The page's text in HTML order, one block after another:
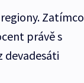
Zatímco
právě s
devadesáti